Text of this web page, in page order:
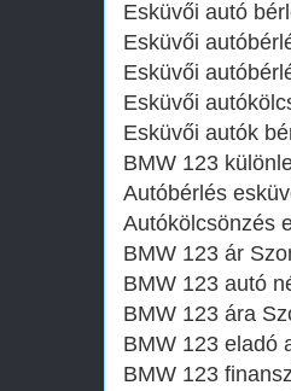
Esküvői autó
Esküvői
Esküvői
Esküvői
Esküvői autók
BMW 123
Autóbérlés
Autókölcsönzés
BMW 123 ár
BMW 123 autó
BMW 123 ára
BMW 123 eladó
BMW 123